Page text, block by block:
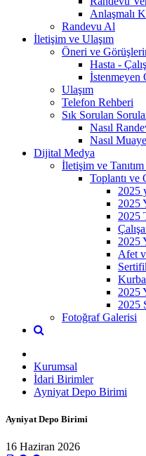
Anlaşmalı
Randevu Al
İletişim ve Ulaşım
Öneri ve
Hasta -
İstenmeyen
Ulaşım
Telefon Rehberi
Sık Sorulan
Nasıl
Nasıl
Dijital Medya
İletişim ve
Toplantı ve
2025
2025
2025
2025
Afet
2025
2025
Fotoğraf Galerisi
Kurumsal
İdari Birimler
Ayniyat Depo Birimi
Ayniyat Depo Birimi
16 Haziran 2026